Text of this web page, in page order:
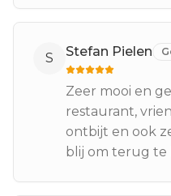
S Stefan Pielen
Zeer mooi en
restaurant,
ontbijt en ook
blij om terug te